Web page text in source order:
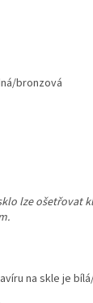
bronzová
lze ošetřovat
na skle je